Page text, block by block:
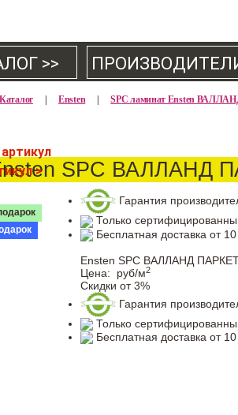
>>
Каталог Ensten SPC ламинат Ensten
>
SPC ВАЛЛАНД
Гарантия
Только
Бесплатная доставка от
Ensten SPC ВАЛЛАНД
Цена:
руб/м2
Скидки от 3%
Гарантия
Только
Бесплатная доставка от